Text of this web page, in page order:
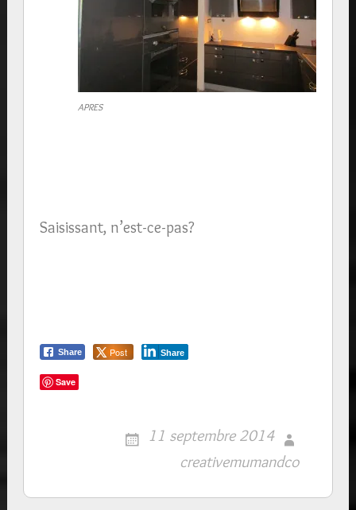
APRES
Saisissant, n’est-ce-pas?
Share Post Share
Save
11 septembre 2014
creativemumandco